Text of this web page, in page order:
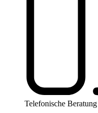
Telefonische Beratung